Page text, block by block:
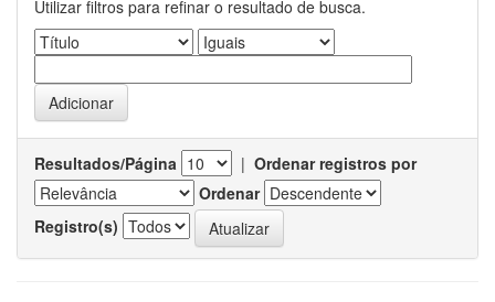
Utilizar filtros para refinar o resultado de busca.
Resultados/Página | Ordenar registros por
Ordenar
Registro(s)